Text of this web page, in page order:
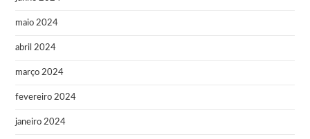
maio 2024
abril 2024
março 2024
fevereiro 2024
janeiro 2024